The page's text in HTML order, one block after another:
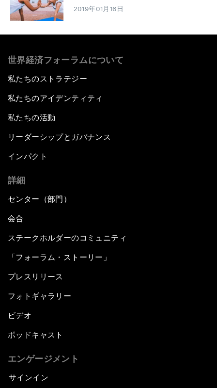
2019年01月16日
世界経済フォーラムについて
私たちのストラテジー
私たちのアイデンティティ
私たちの活動
リーダーシップとガバナンス
インパクト
詳細
センター（部門）
会合
ステークホルダーのコミュニティ
「フォーラム・ストーリー」
プレスリリース
フォトギャラリー
ビデオ
ポッドキャスト
エンゲージメント
サインイン